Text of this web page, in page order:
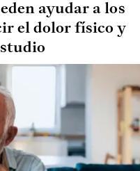
ayudar a los
el dolor físico y